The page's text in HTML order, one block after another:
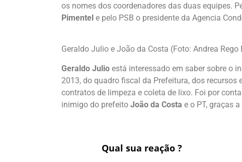
os nomes dos coordenadores das duas equipes.
Pimentel e pelo PSB o presidente da Agencia
Geraldo Julio e João da Costa (Foto: Andrea Rego
Geraldo Julio está interessado em saber sobre o
2013, do quadro fiscal da Prefeitura, dos
contratos de limpeza e coleta de lixo. Foi por
inimigo do prefeito João da Costa e o PT, graças
Qual sua reação ?